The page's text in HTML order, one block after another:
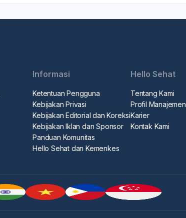
Informasi
Ketentuan Pengguna
Kebijakan Privasi
Kebijakan Editorial dan Koreksi
Kebijakan Iklan dan Sponsor
Panduan Komunitas
Hello Sehat dan Kemenkes
Hello Sehat
Tentang Kami
Profil Manajemen
Karier
Kontak Kami